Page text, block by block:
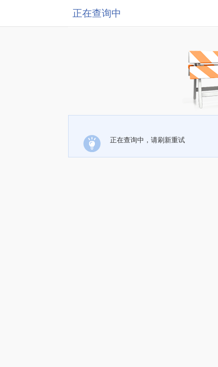
正在查询中
正在查询中，请刷新重试